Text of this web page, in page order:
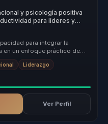
y psicología positiva
para líderes y
para integrar la
en un enfoque práctico de
Liderazgo
Ver Perfil